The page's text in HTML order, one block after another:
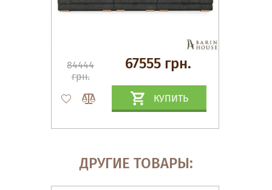
84444
грн.
67555 грн.
КУПИТЬ
ДРУГИЕ ТОВАРЫ: